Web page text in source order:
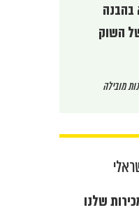
בהבנה
השוק
מובילה
שלנו